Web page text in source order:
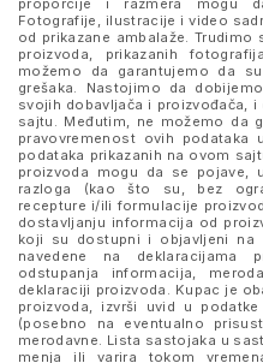
proporcije i razmera mogu
Fotografije, ilustracije i video
od prikazane ambalaže.
proizvoda, prikazanih
možemo da garantujemo da
grešaka. Nastojimo da
svojih dobavljača i proizvođača,
sajtu. Međutim, ne možemo da
pravovremenost ovih podataka
podataka prikazanih na ovom
proizvoda mogu da se pojave,
razloga (kao što su, bez
recepture i/ili formulacije
dostavljanju informacija od
koji su dostupni i objavljeni na
navedene na deklaracijama
odstupanja informacija,
deklaraciji proizvoda. Kupac je
proizvoda, izvrši uvid u
(posebno na eventualno
merodavne. Lista sastojaka u
menja ili varira tokom